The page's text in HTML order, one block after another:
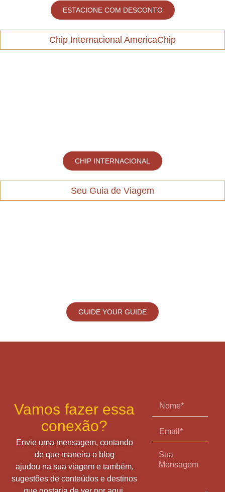
ESTACIONE COM DESCONTO
Chip Internacional AmericaChip
CHIP INTERNACIONAL
Seu Guia de Viagem
GUIDE YOUR GUIDE
Vamos fazer essa
conexão?
Envie uma mensagem, contando
de que maneira o blog
ajudou na sua viagem e também,
sugestões de conteúdos e destinos